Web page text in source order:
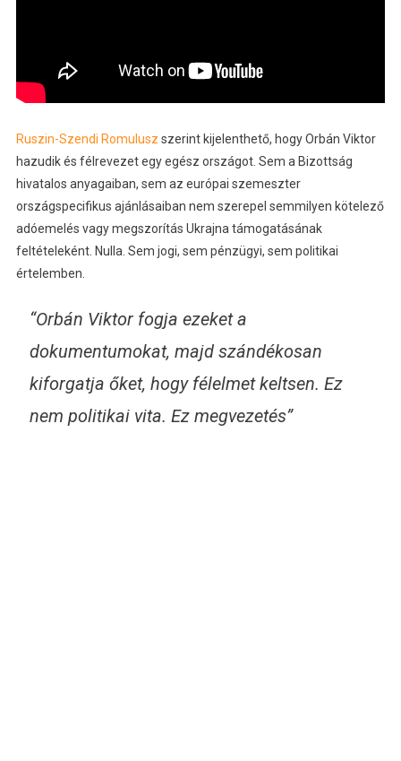
Ruszin-Szendi Romulusz szerint kijelenthető, hogy Orbán Viktor
hazudik és félrevezet egy egész országot. Sem a Bizottság
hivatalos anyagaiban, sem az európai szemeszter
országspecifikus ajánlásaiban nem szerepel semmilyen kötelező
adóemelés vagy megszorítás Ukrajna támogatásának
feltételeként. Nulla. Sem jogi, sem pénzügyi, sem politikai
értelemben.
“Orbán Viktor fogja ezeket a
dokumentumokat, majd szándékosan
kiforgatja őket, hogy félelmet keltsen. Ez
nem politikai vita. Ez megvezetés”